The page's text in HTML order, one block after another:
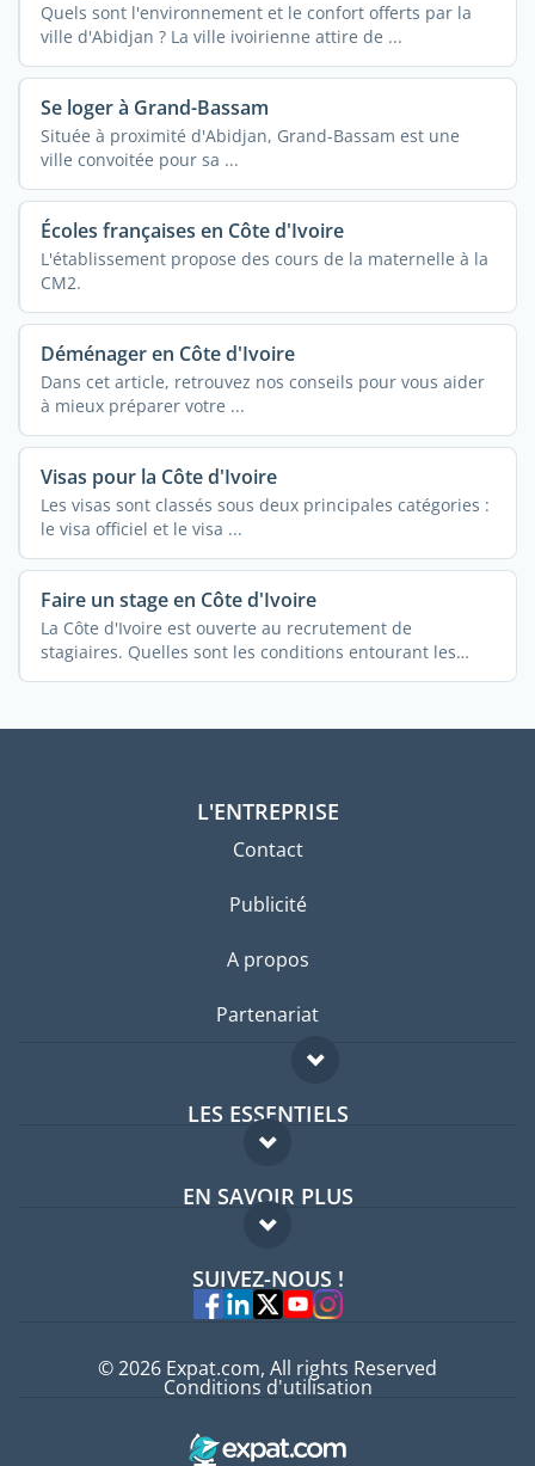
Quels sont l'environnement et le confort offerts par la
ville d'Abidjan ? La ville ivoirienne attire de ...
Se loger à Grand-Bassam
Située à proximité d'Abidjan, Grand-Bassam est une
ville convoitée pour sa ...
Écoles françaises en Côte d'Ivoire
L'établissement propose des cours de la maternelle à la
CM2.
Déménager en Côte d'Ivoire
Dans cet article, retrouvez nos conseils pour vous aider
à mieux préparer votre ...
Visas pour la Côte d'Ivoire
Les visas sont classés sous deux principales catégories :
le visa officiel et le visa ...
Faire un stage en Côte d'Ivoire
La Côte d'Ivoire est ouverte au recrutement de
stagiaires. Quelles sont les conditions entourant les
stages ...
L'ENTREPRISE
Contact
Publicité
A propos
Partenariat
LES ESSENTIELS
Forum expatriés
Guides pays
EN SAVOIR PLUS
FAQ
Experts
SUIVEZ-NOUS !
© 2026 Expat.com, All rights Reserved
Conditions d'utilisation